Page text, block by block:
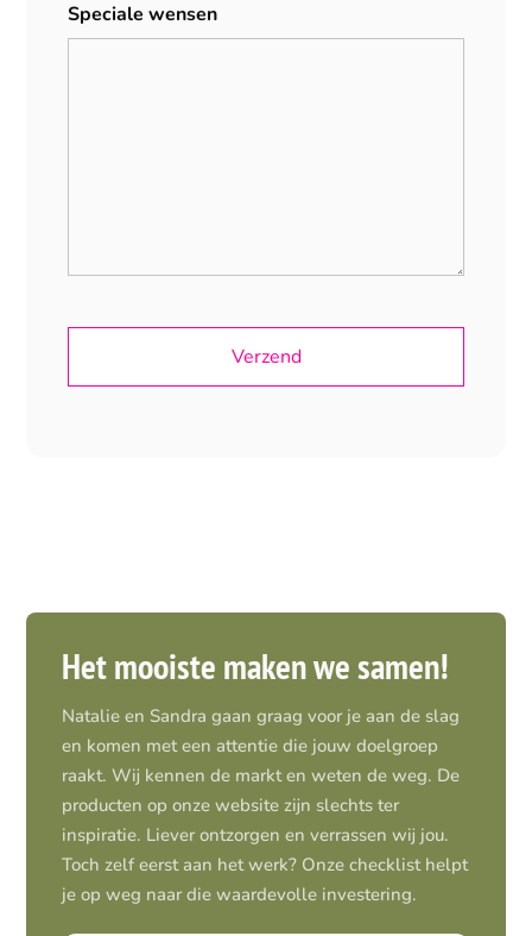
Speciale wensen
Het mooiste maken we samen!
Natalie en Sandra gaan graag voor je aan de slag
en komen met een attentie die jouw doelgroep
raakt. Wij kennen de markt en weten de weg. De
producten op onze website zijn slechts ter
inspiratie. Liever ontzorgen en verrassen wij jou.
Toch zelf eerst aan het werk? Onze checklist helpt
je op weg naar die waardevolle investering.